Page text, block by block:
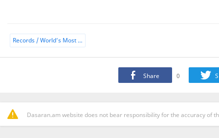
Records / World’s Most …
Share 0
Dasaran.am website does not bear responsibility for the accuracy of